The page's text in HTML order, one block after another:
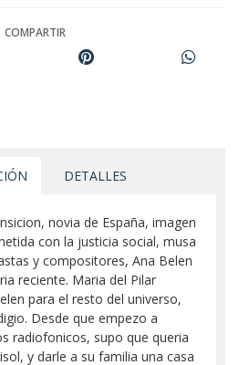
COMPARTIR
DETALLES
novia de España, imagen
con la justicia social, musa
y compositores, Ana Belen
reciente. Maria del Pilar
para el resto del universo,
Desde que empezo a
radiofonicos, supo que queria
y darle a su familia una casa